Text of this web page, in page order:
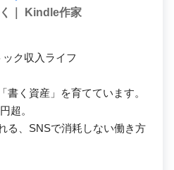
｜ Kindle作家
ク収入ライフ
書く資産」を育てています。
超。
る、SNSで消耗しない働き方